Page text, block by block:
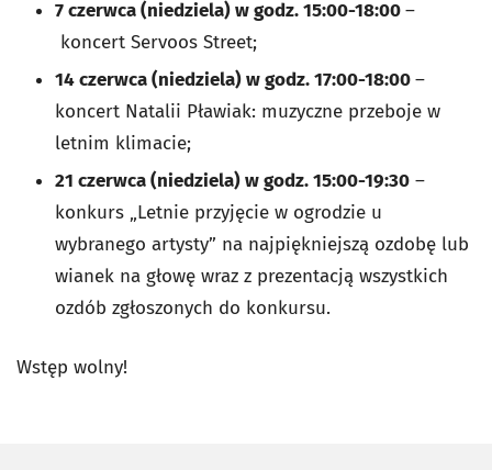
7 czerwca (niedziela) w godz. 15:00-18:00–
koncert Servoos Street;
14 czerwca (niedziela) w godz. 17:00-18:00–
koncert Natalii Pławiak: muzyczne przeboje w
letnim klimacie;
21 czerwca (niedziela) wgodz. 15:00-19:30 –
konkurs „Letnie przyjęcie w ogrodzie u
wybranego artysty” na najpiękniejszą ozdobę lub
wianek na głowę wraz z prezentacją wszystkich
ozdób zgłoszonych do konkursu.
Wstęp wolny!